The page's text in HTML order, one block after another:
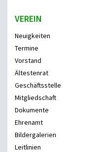
VEREIN
Neuigkeiten
Termine
Vorstand
Ältestenrat
Geschäftsstelle
Mitgliedschaft
Dokumente
Ehrenamt
Bildergalerien
Leitlinien